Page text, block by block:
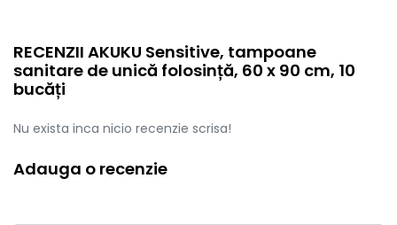
RECENZII AKUKU Sensitive, tampoane
sanitare de unică folosință, 60 x 90 cm, 10
bucăți
Nu exista inca nicio recenzie scrisa!
Adauga o recenzie